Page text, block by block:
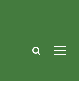
site.searc